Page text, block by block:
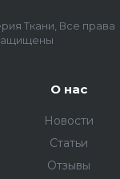
Ткани, Все права
О нас
Новости
Статьи
Отзывы